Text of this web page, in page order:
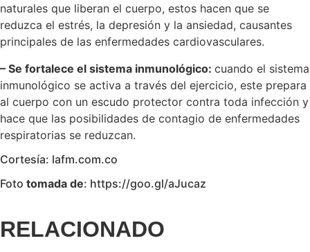
naturales que liberan el cuerpo, estos hacen que se
reduzca el estrés, la depresión y la ansiedad, causantes
principales de las enfermedades cardiovasculares.
– Se fortalece el sistema inmunológico: cuando el sistema
inmunológico se activa a través del ejercicio, este prepara
al cuerpo con un escudo protector contra toda infección y
hace que las posibilidades de contagio de enfermedades
respiratorias se reduzcan.
Cortesía: lafm.com.co
Foto tomada de: https://goo.gl/aJucaz
RELACIONADO